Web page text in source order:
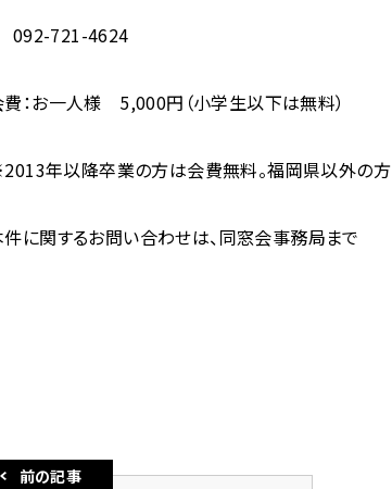
721-4624
：お一人様 5,000円（小学生以下は無料）
2013年以降卒業の方は会費無料。福岡県以外の
に関するお問い合わせは、同窓会事務局まで